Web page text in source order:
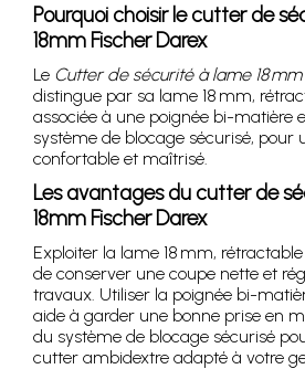
Pourquoi choisir le cutter de
18mm Fischer Darex
Le Cutter de sécurité à lame 18
distingue par sa lame 18 mm,
associée à une poignée bi-matière
système de blocage sécurisé, pour
confortable et maîtrisé.
Les avantages du cutter de
18mm Fischer Darex
Exploiter la lame 18 mm,
de conserver une coupe nette et
travaux. Utiliser la poignée bi-
aide à garder une bonne prise en
du système de blocage sécurisé
cutter ambidextre adapté à votre